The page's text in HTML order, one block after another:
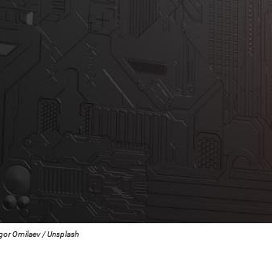
Omilaev / Unsplash